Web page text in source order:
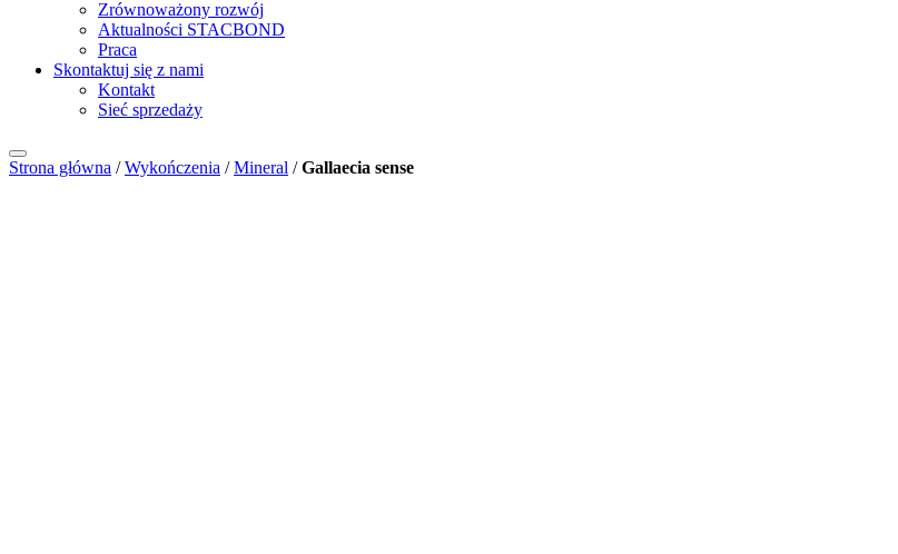
Zrównoważony rozwój
Aktualności STACBOND
Praca
Skontaktuj się z nami
Kontakt
Sieć sprzedaży
Strona główna /Wykończenia /Mineral /Gallaecia sense